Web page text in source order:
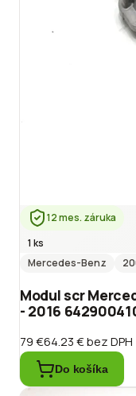
12 mes. záruka
1 ks
Mercedes-Benz
Modul scr
- 2016
79 €64.23 €bez DPH
Do košíka